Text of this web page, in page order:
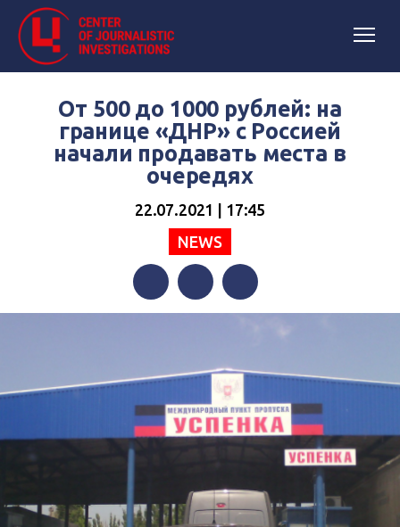
От 500 до 1000 рублей: на
границе «ДНР» с Россией
начали продавать места в
очередях
22.07.2021 | 17:45
NEWS
FacebookTwitterTelegram